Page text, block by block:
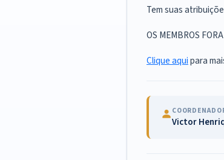
Tem suas
OS MEMBROS
Clique aquipara
Victor